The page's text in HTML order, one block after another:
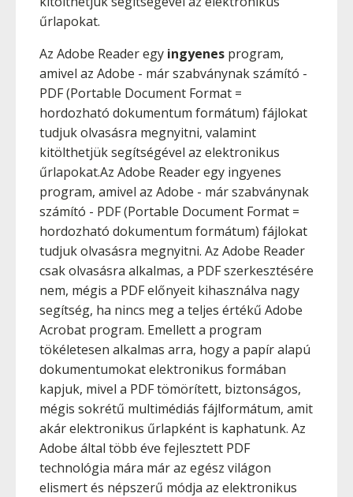
űrlapokat.
Az Adobe Reader egy ingyenes program,
amivel az Adobe - már szabványnak számító -
PDF (Portable Document Format =
hordozható dokumentum formátum) fájlokat
tudjuk olvasásra megnyitni, valamint
kitölthetjük segítségével az elektronikus
űrlapokat.Az Adobe Reader egy ingyenes
program, amivel az Adobe - már szabványnak
számító - PDF (Portable Document Format =
hordozható dokumentum formátum) fájlokat
tudjuk olvasásra megnyitni. Az Adobe Reader
csak olvasásra alkalmas, a PDF szerkesztésére
nem, mégis a PDF előnyeit kihasználva nagy
segítség, ha nincs meg a teljes értékű Adobe
Acrobat program. Emellett a program
tökéletesen alkalmas arra, hogy a papír alapú
dokumentumokat elektronikus formában
kapjuk, mivel a PDF tömörített, biztonságos,
mégis sokrétű multimédiás fájlformátum, amit
akár elektronikus űrlapként is kaphatunk. Az
Adobe által több éve fejlesztett PDF
technológia mára már az egész világon
elismert és népszerű módja az elektronikus